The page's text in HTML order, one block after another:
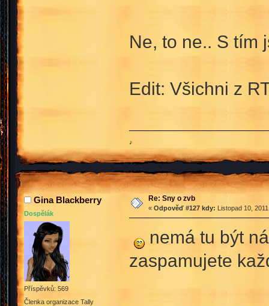
Ne, to ne.. S tím
Edit: Všichni z
♪
Gina Blackberry
Dospělák
Příspěvků: 569
Členka organizace Tally
Re: Sny o zvb
« Odpověď #127 kdy: Listopad 10,
nemá tu být
zaspamujete